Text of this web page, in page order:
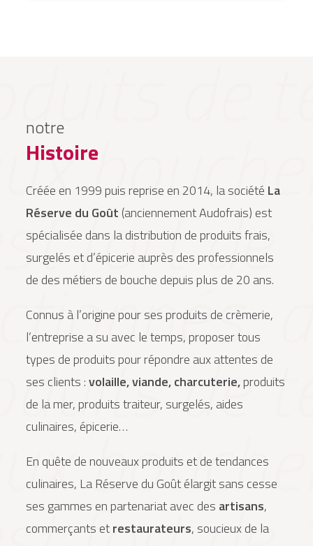
notre
Histoire
Créée en 1999 puis reprise en 2014, la société La
Réserve du Goût (anciennement Audofrais) est
spécialisée dans la distribution de produits frais,
surgelés et d’épicerie auprès des professionnels
de des métiers de bouche depuis plus de 20 ans.
Connus à l’origine pour ses produits de crèmerie,
l’entreprise a su avec le temps, proposer tous
types de produits pour répondre aux attentes de
ses clients :volaille, viande, charcuterie,produits
de la mer, produits traiteur, surgelés, aides
culinaires, épicerie…
En quête de nouveaux produits et de tendances
culinaires, La Réserve du Goût élargit sans cesse
ses gammes en partenariat avec des artisans,
commerçants etrestaurateurs, soucieux de la